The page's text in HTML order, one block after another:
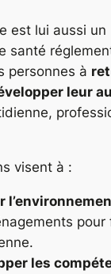
est lui aussi un
santé
personnes à
leur
visent à :
pour
les